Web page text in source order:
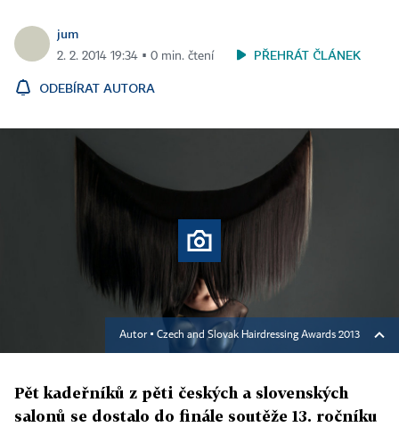
jum
2. 2. 2014 19:34 ▪ 0 min. čtení PŘEHRÁT ČLÁNEK
ODEBÍRAT AUTORA
Autor ▪ Czech and Slovak Hairdressing Awards 2013
Pět kadeřníků z pěti českých a slovenských
salonů se dostalo do finále soutěže 13. ročníku